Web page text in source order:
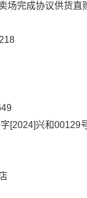
场完成协议供货直
[2024]兴和00129